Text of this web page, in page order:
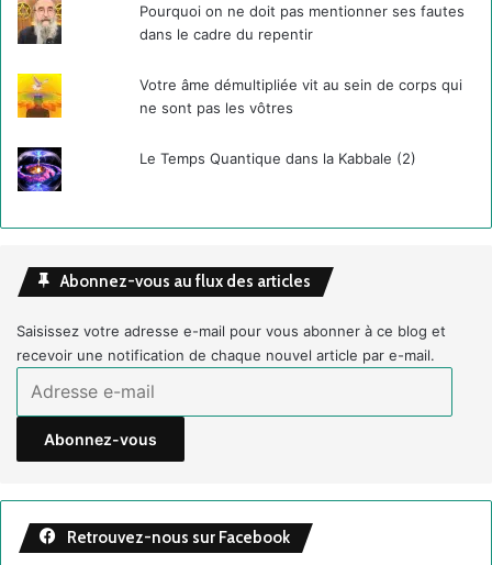
Pourquoi on ne doit pas mentionner ses fautes
dans le cadre du repentir
Votre âme démultipliée vit au sein de corps qui
ne sont pas les vôtres
Le Temps Quantique dans la Kabbale (2)
Abonnez-vous au flux des articles
Saisissez votre adresse e-mail pour vous abonner à ce blog et
recevoir une notification de chaque nouvel article par e-mail.
Abonnez-vous
Retrouvez-nous sur Facebook